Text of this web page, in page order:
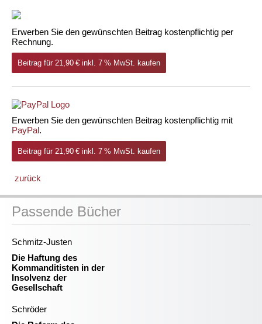
Erwerben Sie den gewünschten Beitrag kostenpflichtig per
Rechnung.
Beitrag für 21,90 € inkl. 7 % MwSt. kaufen
Erwerben Sie den gewünschten Beitrag kostenpflichtig mit
PayPal.
Beitrag für 21,90 € inkl. 7 % MwSt. kaufen
zurück
Passende Bücher
Schmitz-Justen
Die Haftung des
Kommanditisten in der
Insolvenz der
Gesellschaft
Schröder